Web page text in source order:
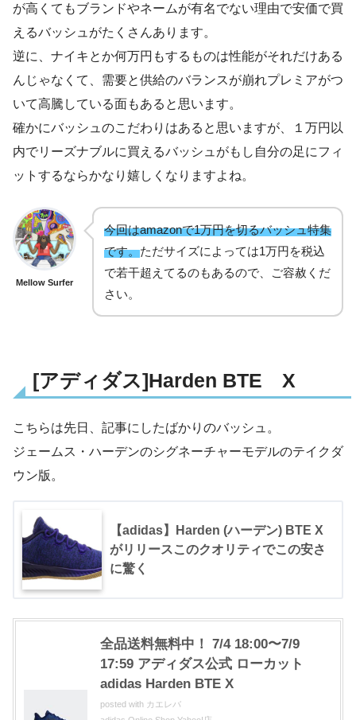
が高くてもブランドやネームが有名でない理由で安価で買
えるバッシュがたくさんあります。
逆に、ナイキとか何万円もするものは性能がそれだけある
んじゃなくて、需要と供給のバランスが崩れプレミアがつ
いて高騰している面もあると思います。
確かにバッシュのこだわりはあると思いますが、１万円以
内でリーズナブルに買えるバッシュがもし自分の足にフィ
ットするならかなり嬉しくなりますよね。
Mellow Surfer
今回はamazonで1万円を切るバッシュ特集
です。ただサイズによっては1万円を税込
で若干超えてるのもあるので、ご容赦くだ
さい。
[アディダス]Harden BTE X
こちらは先日、記事にしたばかりのバッシュ。
ジェームス・ハーデンのシグネーチャーモデルのテイクダ
ウン版。
【adidas】Harden (ハーデン) BTE X
がリリースこのクオリティでこの安さ
に驚く
全品送料無料中！ 7/4 18:00〜7/9
17:59 アディダス公式 ローカット
adidas Harden BTE X
posted with カエレバ